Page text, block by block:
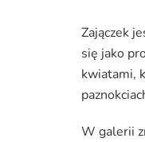
Zajączek
się jako
kwiatami,
W galerii